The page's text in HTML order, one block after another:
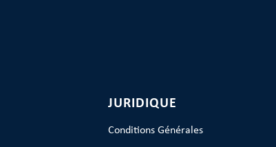
JURIDIQUE
Conditions Générales